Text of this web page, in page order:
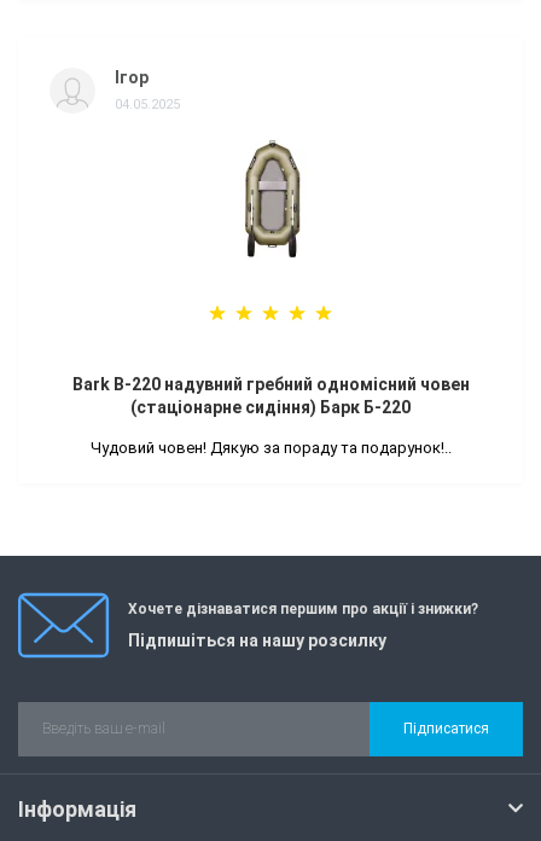
Ігор
04.05.2025
Bark B-220 надувний гребний одномісний човен
(стаціонарне сидіння) Барк Б-220
Чудовий човен! Дякую за пораду та подарунок!..
Хочете дізнаватися першим про акції і знижки?
Підпишіться на нашу розсилку
Підписатися
Інформація